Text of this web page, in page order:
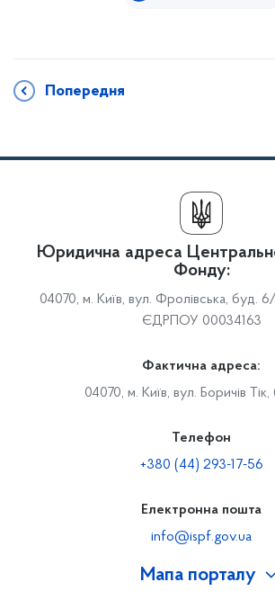
Попередня
Мапа порталу
Юридична адреса
Фонду:
04070, м. Київ, вул. Фролівська, буд.
ЄДРПОУ 00034163
Фактична адреса:
04070, м. Київ, вул. Боричів
Телефон
+380 (44) 293-17-56
Електронна пошта
info@ispf.gov.ua